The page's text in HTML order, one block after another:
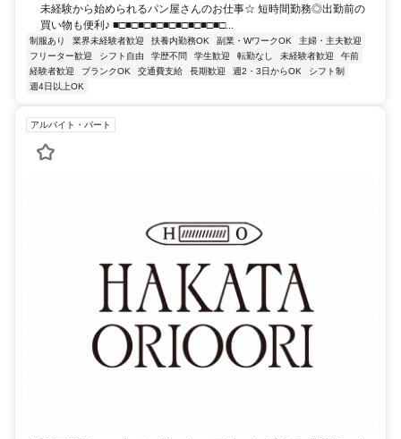
未経験から始められるパン屋さんのお仕事☆ 短時間勤務◎出勤前の
買い物も便利♪ ■□■□■□■□■□■□■□■□■□...
制服あり 業界未経験者歓迎 扶養内勤務OK 副業・WワークOK
主婦・主夫歓迎
フリーター歓迎
シフト自由 学歴不問 学生歓迎 転勤なし 未経験者歓迎
午前
経験者歓迎
ブランクOK 交通費支給 長期歓迎 週2・3日からOK
シフト制
週4日以上OK
アルバイト・パート